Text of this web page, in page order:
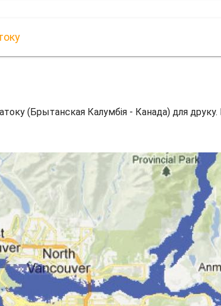
(Брытанская Калумбія - Канада) для